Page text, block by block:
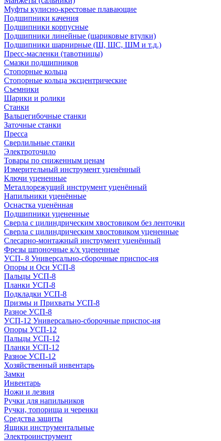
Муфты кулисно-крестовые плавающие
Подшипники качения
Подшипники корпусные
Подшипники линейные (шариковые втулки)
Подшипники шарнирные (Ш, ШС, ШМ и т.д.)
Пресс-масленки (тавотницы)
Смазки подшипников
Стопорные кольца
Стопорные кольца эксцентрические
Съемники
Шарики и ролики
Станки
Вальцегибочные станки
Заточные станки
Пресса
Сверлильные станки
Электроточило
Товары по сниженным ценам
Измерительный инструмент уценённый
Ключи уцененные
Металлорежущий инструмент уценённый
Напильники уценённые
Оснастка уценённая
Подшипники уцененные
Сверла с цилиндрическим хвостовиком без ленточки
Сверла с цилиндрическим хвостовиком уцененные
Слесарно-монтажный инструмент уценённый
Фрезы шпоночные к/х уцененные
УСП- 8 Универсально-сборочные приспос-ия
Опоры и Оси УСП-8
Пальцы УСП-8
Планки УСП-8
Подкладки УСП-8
Призмы и Прихваты УСП-8
Разное УСП-8
УСП-12 Универсально-сборочные приспос-ия
Опоры УСП-12
Пальцы УСП-12
Планки УСП-12
Разное УСП-12
Хозяйственный инвентарь
Замки
Инвентарь
Ножи и лезвия
Ручки для напильников
Ручки, топорища и черенки
Средства защиты
Ящики инструментальные
Электроинструмент